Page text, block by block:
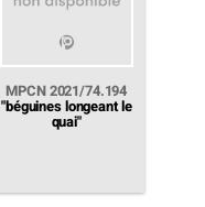
MPCN 2021/74.194
"béguines longeant le
quai"